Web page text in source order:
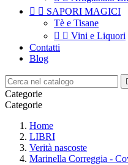
  SAPORI MAGICI
Tè e Tisane
  Vini e Liquori
Contatti
Blog
Categorie
Categorie
Home
LIBRI
Verità nascoste
Marinella Correggia -